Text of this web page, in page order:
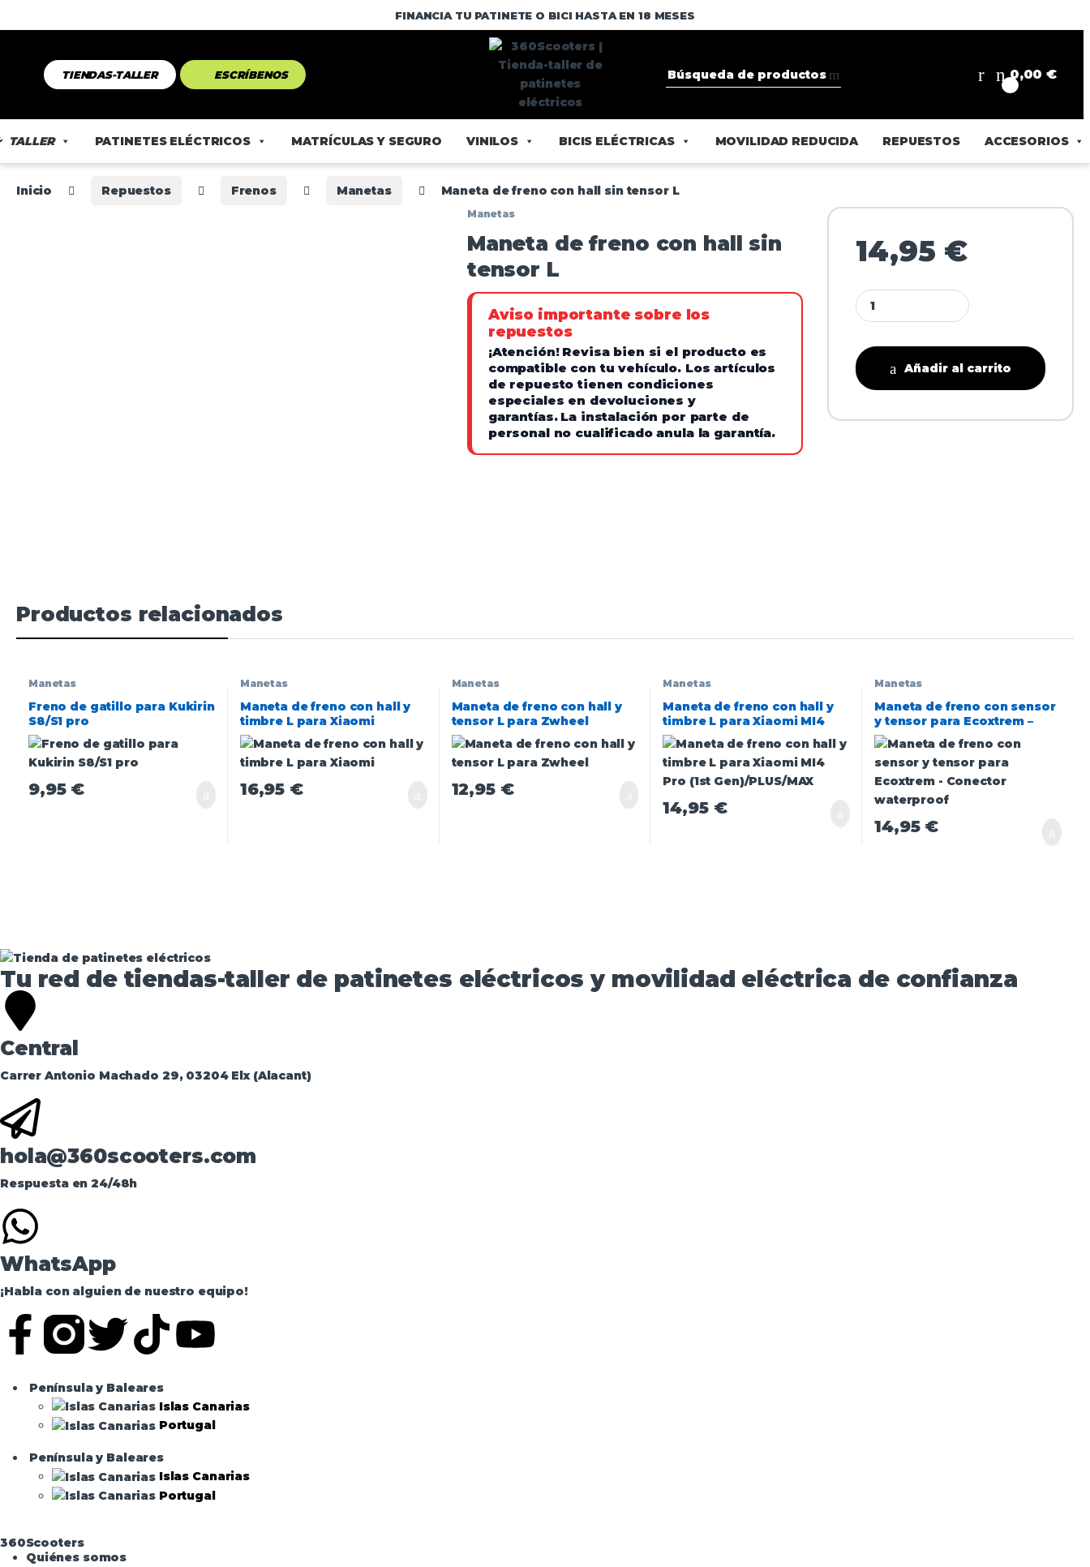
FINANCIA TU PATINETE O BICI HASTA EN 18 MESES
TIENDAS-TALLER ESCRÍBENOS 0,00€
TALLER PATINETES ELÉCTRICOS MATRÍCULAS Y SEGURO VINILOS BICIS ELÉCTRICAS MOVILIDAD REDUCIDA REPUESTOS ACCESORIOS
Inicio Repuestos Frenos Manetas Maneta de freno con hall sin tensor L
Manetas
Maneta de freno con hall sin
tensor L
Aviso importante sobre los
repuestos
¡Atención! Revisa bien si el producto es
compatible con tu vehículo. Los artículos
de repuesto tienen condiciones
especiales en devoluciones y
garantías. La instalación por parte de
personal no cualificado anula la garantía.
14,95 €
Añadir al carrito
Productos relacionados
Manetas
Freno de gatillo para Kukirin
S8/S1 pro
9,95 €
Manetas
Maneta de freno con hall y
timbre L para Xiaomi
16,95 €
Manetas
Maneta de freno con hall y
tensor L para Zwheel
12,95 €
Manetas
Maneta de freno con hall y
timbre L para Xiaomi MI4
Pro (1st Gen)/PLUS/MAX
14,95 €
Manetas
Maneta de freno con sensor
y tensor para Ecoxtrem –
Conector waterproof
14,95 €
Tu red de tiendas-taller de patinetes eléctricos y movilidad eléctrica de confianza​
Central
Carrer Antonio Machado 29, 03204 Elx (Alacant)
hola@360scooters.com
Respuesta en 24/48h
WhatsApp
¡Habla con alguien de nuestro equipo!
Península y Baleares
Islas Canarias
Portugal
Península y Baleares
Islas Canarias
Portugal
360Scooters
Quiénes somos